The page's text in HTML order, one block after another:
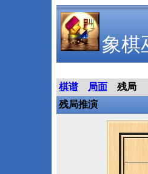
象棋
棋谱 局面
残局
残局推演